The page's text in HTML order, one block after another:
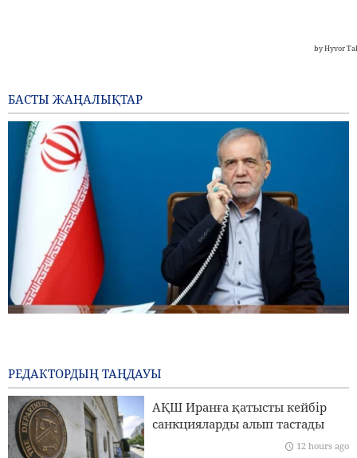
БАСТЫ ЖАҢАЛЫҚТАР
Сананың Эр-Риядқа қатаң ескертуі
Ормуз бұғазы үстінде MQ9 дроны жойылды
РЕДАКТОРДЫҢ ТАҢДАУЫ
АҚШ Иранға қатысты кейбір
санкцияларды алып тастады
12 hours ago